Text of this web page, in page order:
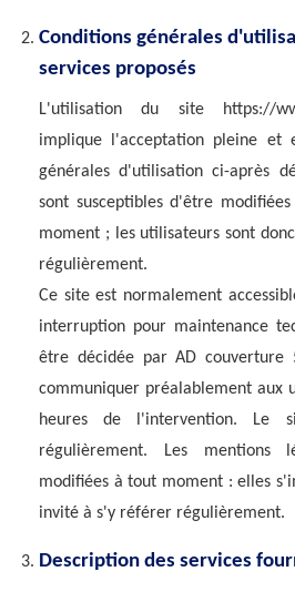
Conditions générales
services proposés
L'utilisation du site https://
implique l'acceptation pleine et
générales d'utilisation ci-après
sont susceptibles d'être
moment ; les utilisateurs sont
régulièrement.
Ce site est normalement
interruption pour maintenance
être décidée par AD couverture
communiquer préalablement aux
heures de l'intervention.
régulièrement. Les mentions
modifiées à tout moment : elles
invité à s'y référer régulièrement.
Description des services